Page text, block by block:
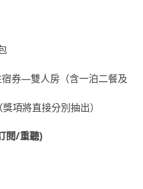
券—雙人房（含一泊二餐及
項將直接分別抽出）
閱/重聽)